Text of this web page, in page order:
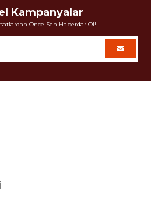
Kampanyalar
Önce Sen Haberdar Ol!